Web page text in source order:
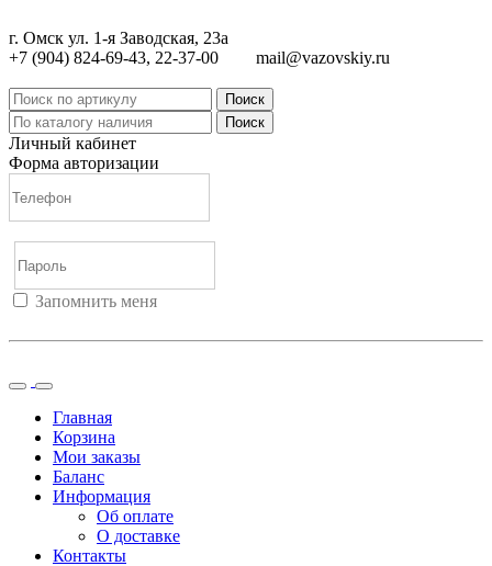
г. Омск ул. 1-я Заводская, 23а
+7 (904) 824-69-43, 22-37-00
mail@vazovskiy.ru
Поиск
Поиск
Личный кабинет
Форма авторизации
Запомнить меня
Главная
Корзина
Мои заказы
Баланс
Информация
Об оплате
О доставке
Контакты